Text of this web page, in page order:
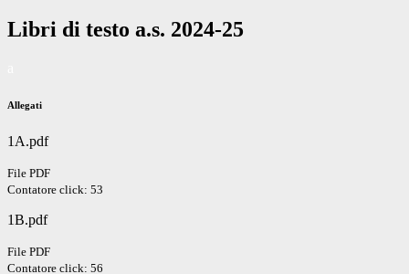
Libri di testo a.s. 2024-25
Allegati
1A.pdf
File PDF
Contatore click: 53
1B.pdf
File PDF
Contatore click: 56